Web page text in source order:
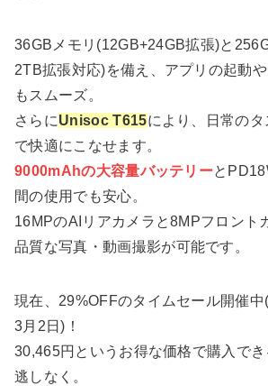
36GBメモリ(12GB+24GB拡張)と
2TB拡張対応)を備え、アプリの起動
もスムーズ。
さらにUnisoc T615により、日常の
で快適にこなせます。
9000mAhの大容量バッテリーと
間の使用でも安心。
16MPのAIリアカメラと8MPフロント
品質な写真・動画撮影が可能です。
現在、29%OFFのタイムセール開催
3月2日)！
30,465円というお得な価格で購入で
逃しなく。